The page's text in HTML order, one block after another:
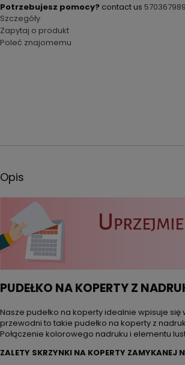
Potrzebujesz pomocy? contact us 570367989
Szczegóły
Zapytaj o produkt
Poleć znajomemu
Opis
PUDEŁKO NA KOPERTY Z
Nasze pudełko na koperty idealnie wpisuje
przewodni to takie pudełko na koperty z
Połączenie kolorowego nadruku i elementu
ZALETY SKRZYNKI NA KOPERTY ZAMYKANEJ